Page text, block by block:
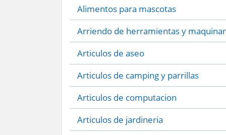
Alimentos para mascotas
Arriendo de herramientas y
Articulos de aseo
Articulos de camping y parrillas
Articulos de computacion
Articulos de jardineria